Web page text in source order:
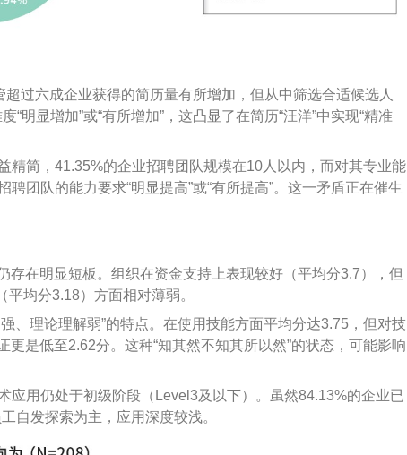
过六成企业获得的简历量有所增加，但从中筛选合适候选人
明显增加”或“有所增加”，这凸显了在简历“汪洋”中实现“精准
精简，41.35%的企业招聘团队规模在10人以内，而对其专业能
团队的能力要求“明显提高”或“有所提高”。这一矛盾正在催生
存在明显短板。组织在资金支持上表现较好（平均分3.7），但
均分3.18）方面相对薄弱。
、理论理解弱”的特点。在使用技能方面平均分达3.75，但对技
是低至2.62分。这种“知其然不知其所以然”的状态，可能影响
应用仍处于初级阶段（Level3及以下）。虽然84.13%的企业已
自发探索为主，应用深度较浅。